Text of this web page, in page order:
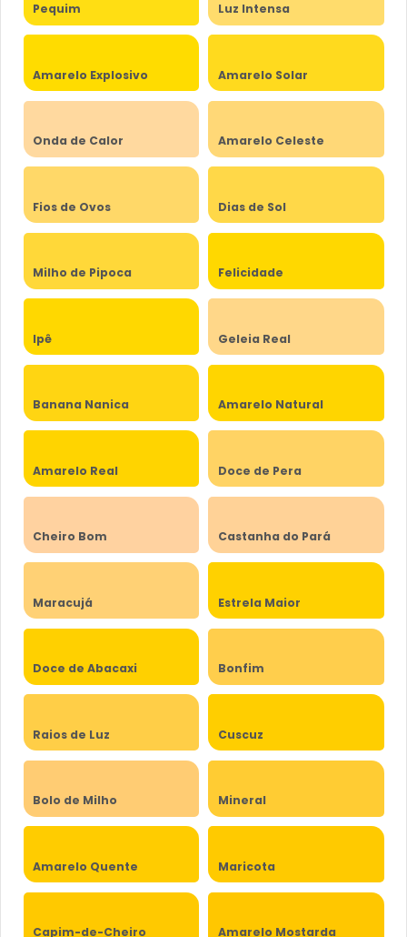
Pequim Luz Intensa
Amarelo Explosivo Amarelo Solar
Onda de Calor Amarelo Celeste
Fios de Ovos Dias de Sol
Milho de Pipoca Felicidade
Ipê Geleia Real
Banana Nanica Amarelo Natural
Amarelo Real Doce de Pera
Cheiro Bom Castanha do Pará
Maracujá Estrela Maior
Doce de Abacaxi Bonfim
Raios de Luz Cuscuz
Bolo de Milho Mineral
Amarelo Quente Maricota
Capim-de-Cheiro Amarelo Mostarda